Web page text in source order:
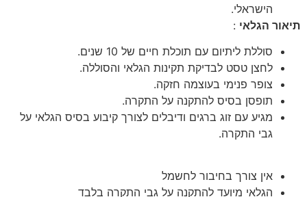
הישראלי.
תיאור הגלאי :
סוללת ליתיום עם תוכלת חיים של 10 שנים.
לחצן טסט לבדיקת תקינות הגלאי והסוללה.
צופר פנימי בעוצמה חזקה.
תופסן בסיס להתקנה על התקרה.
מגיע עם זוג ברגים ודיבלים לצורך קיבוע בסיס הגלאי על
גבי התקרה.
אין צורך בחיבור לחשמל
הגלאי מיועד להתקנה על גבי התקרה בלבד